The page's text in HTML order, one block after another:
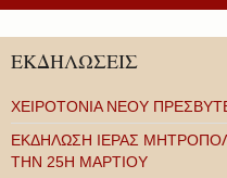
ΕΚΔΗΛΩΣΕΙΣ
ΧΕΙΡΟΤΟΝΙΑ ΝΕΟΥ
ΕΚΔΗΛΩΣΗ ΙΕΡΑΣ
ΤΗΝ 25Η ΜΑΡΤΙΟΥ